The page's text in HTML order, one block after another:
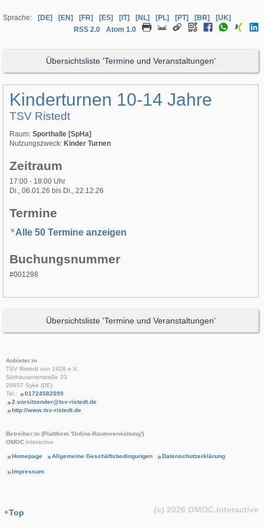
Sprache: [DE] [EN] [FR] [ES] [IT] [NL] [PL] [PT] [BR]
[UK]
RSS 2.0
Atom 1.0
Übersichtsliste 'Termine und Veranstaltungen'
Kinderturnen 10-14 Jahre
TSV Ristedt
Raum: Sporthalle [SpHa]
Nutzungszweck: Kinder Turnen
Zeitraum
17:00 - 18:00 Uhr
Di., 06.01.26 bis Di., 22.12.26
Termine
Alle 50 Termine anzeigen
Buchungsnummer
#001298
Übersichtsliste 'Termine und Veranstaltungen'
Anbieter:in
TSV Ristedt von 1926 e.V.
Sörhausenerstraße 23
28857 Syke (DE)
Tel.:
01724582599
2.vorsitzender@tsv-ristedt.de
http://www.tsv-ristedt.de
Betreiber:in (Plattform 'Online-Raumverwaltung')
OMOC.interactive
Homepage Allgemeine Geschäftsbedingungen Datenschutzerklärung
Impressum
Top (c) 2026 OMOC.interactive